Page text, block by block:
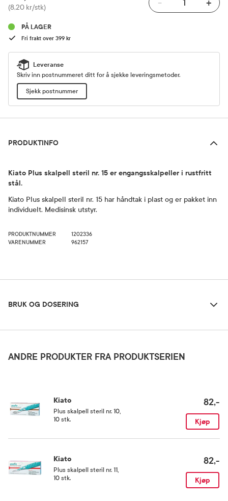
Pris
(8,20 kr/stk) - +
PÅ LAGER
Fri frakt over 399 kr
Leveranse
Skriv inn postnummeret ditt for å sjekke leveringsmetoder.
Sjekk postnummer
PRODUKTINFO
Kiato Plus skalpell steril nr. 15 er engangsskalpeller i rustfritt
stål.
Kiato Plus skalpell steril nr. 15 har håndtak i plast og er pakket inn
individuelt. Medisinsk utstyr.
PRODUKTNUMMER
1202336
VARENUMMER
962157
BRUK OG DOSERING
Rom (15-25 grader)
Medisinsk utstyr
ANDRE PRODUKTER FRA PRODUKTSERIEN
Kiato
Plus skalpell steril nr. 10
10 stk.
82,-
Kjøp
Kiato
Plus skalpell steril nr. 11
10 stk.
82,-
Kjøp